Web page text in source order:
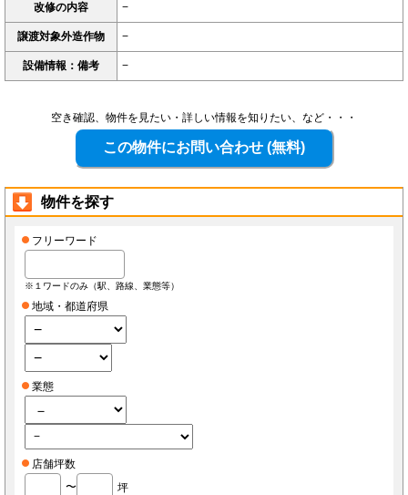
改修の内容 −
譲渡対象外造作物 −
設備情報：備考 −
空き確認、物件を見たい・詳しい情報を知りたい、など・・・
物件を探す
フリーワード
※１ワードのみ（駅、路線、業態等）
地域・都道府県
業態
店舗坪数
〜
坪